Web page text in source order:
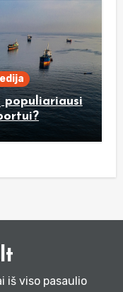
populiariausi
iš viso pasaulio